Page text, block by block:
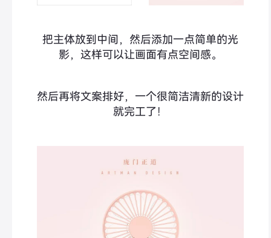
把主体放到中间，然后添加一点简单的光
影，这样可以让画面有点空间感。
然后再将文案排好，一个很简洁清新的设计
就完工了！